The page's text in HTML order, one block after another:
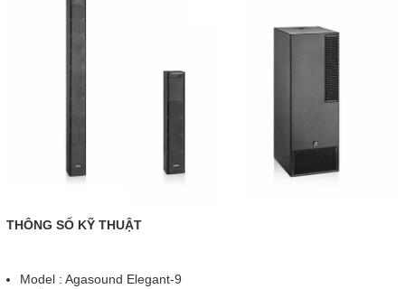
THÔNG SỐ KỸ THUẬT
Model : Agasound Elegant-9